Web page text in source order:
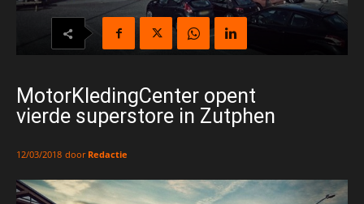
MotorKledingCenter opent
vierde superstore in Zutphen
12/03/2018 door Redactie